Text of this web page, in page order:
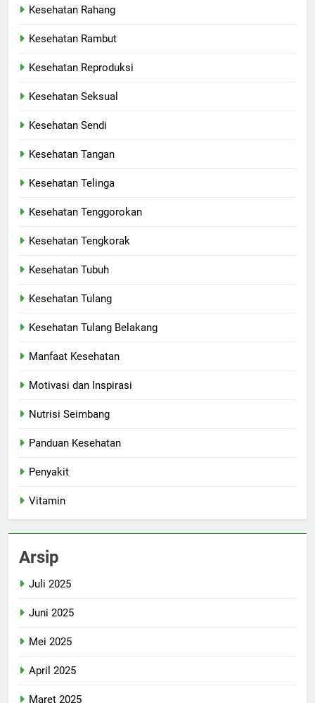
Kesehatan Rahang
Kesehatan Rambut
Kesehatan Reproduksi
Kesehatan Seksual
Kesehatan Sendi
Kesehatan Tangan
Kesehatan Telinga
Kesehatan Tenggorokan
Kesehatan Tengkorak
Kesehatan Tubuh
Kesehatan Tulang
Kesehatan Tulang Belakang
Manfaat Kesehatan
Motivasi dan Inspirasi
Nutrisi Seimbang
Panduan Kesehatan
Penyakit
Vitamin
Arsip
Juli 2025
Juni 2025
Mei 2025
April 2025
Maret 2025